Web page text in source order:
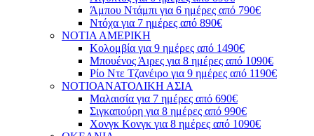
Άμπου Ντάμπι για 6 ημέρες από 790€
Ντόχα για 7 ημέρες από 890€
ΝΟΤΙΑ ΑΜΕΡΙΚΗ
Κολομβία για 9 ημέρες από 1490€
Μπουένος Άιρες για 8 ημέρες από 1090€
Ρίο Ντε Τζανέιρο για 9 ημέρες από 1190€
ΝΟΤΙΟΑΝΑΤΟΛΙΚΗ ΑΣΙΑ
Μαλαισία για 7 ημέρες από 690€
Σιγκαπούρη για 8 ημέρες από 990€
Χονγκ Κονγκ για 8 ημέρες από 1090€